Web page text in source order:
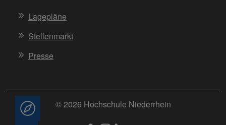
Lagepläne
Stellenmarkt
Presse
© 2026 Hochschule Niederrhein
Beratung